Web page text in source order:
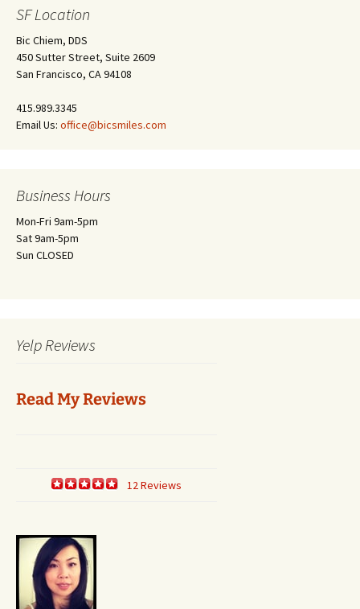
SF Location
Bic Chiem, DDS
450 Sutter Street, Suite 2609
San Francisco, CA 94108
415.989.3345
Email Us: office@bicsmiles.com
Business Hours
Mon-Fri 9am-5pm
Sat 9am-5pm
Sun CLOSED
Yelp Reviews
Read My Reviews
12 Reviews